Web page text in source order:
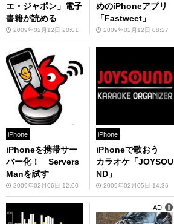
エ・ジャポン」電子
書籍が読める
2009年02月12日 20:01
めのiPhoneアプリ
「Fastweet」
2009年02月12日 08:27
iPhone
iPhoneを携帯サー
バー化！ Servers
Manを試す
2009年02月06日 12:00
iPhone
iPhoneで歌おう
カラオケ「JOYSOU
ND」
2009年02月05日 14:36
AD